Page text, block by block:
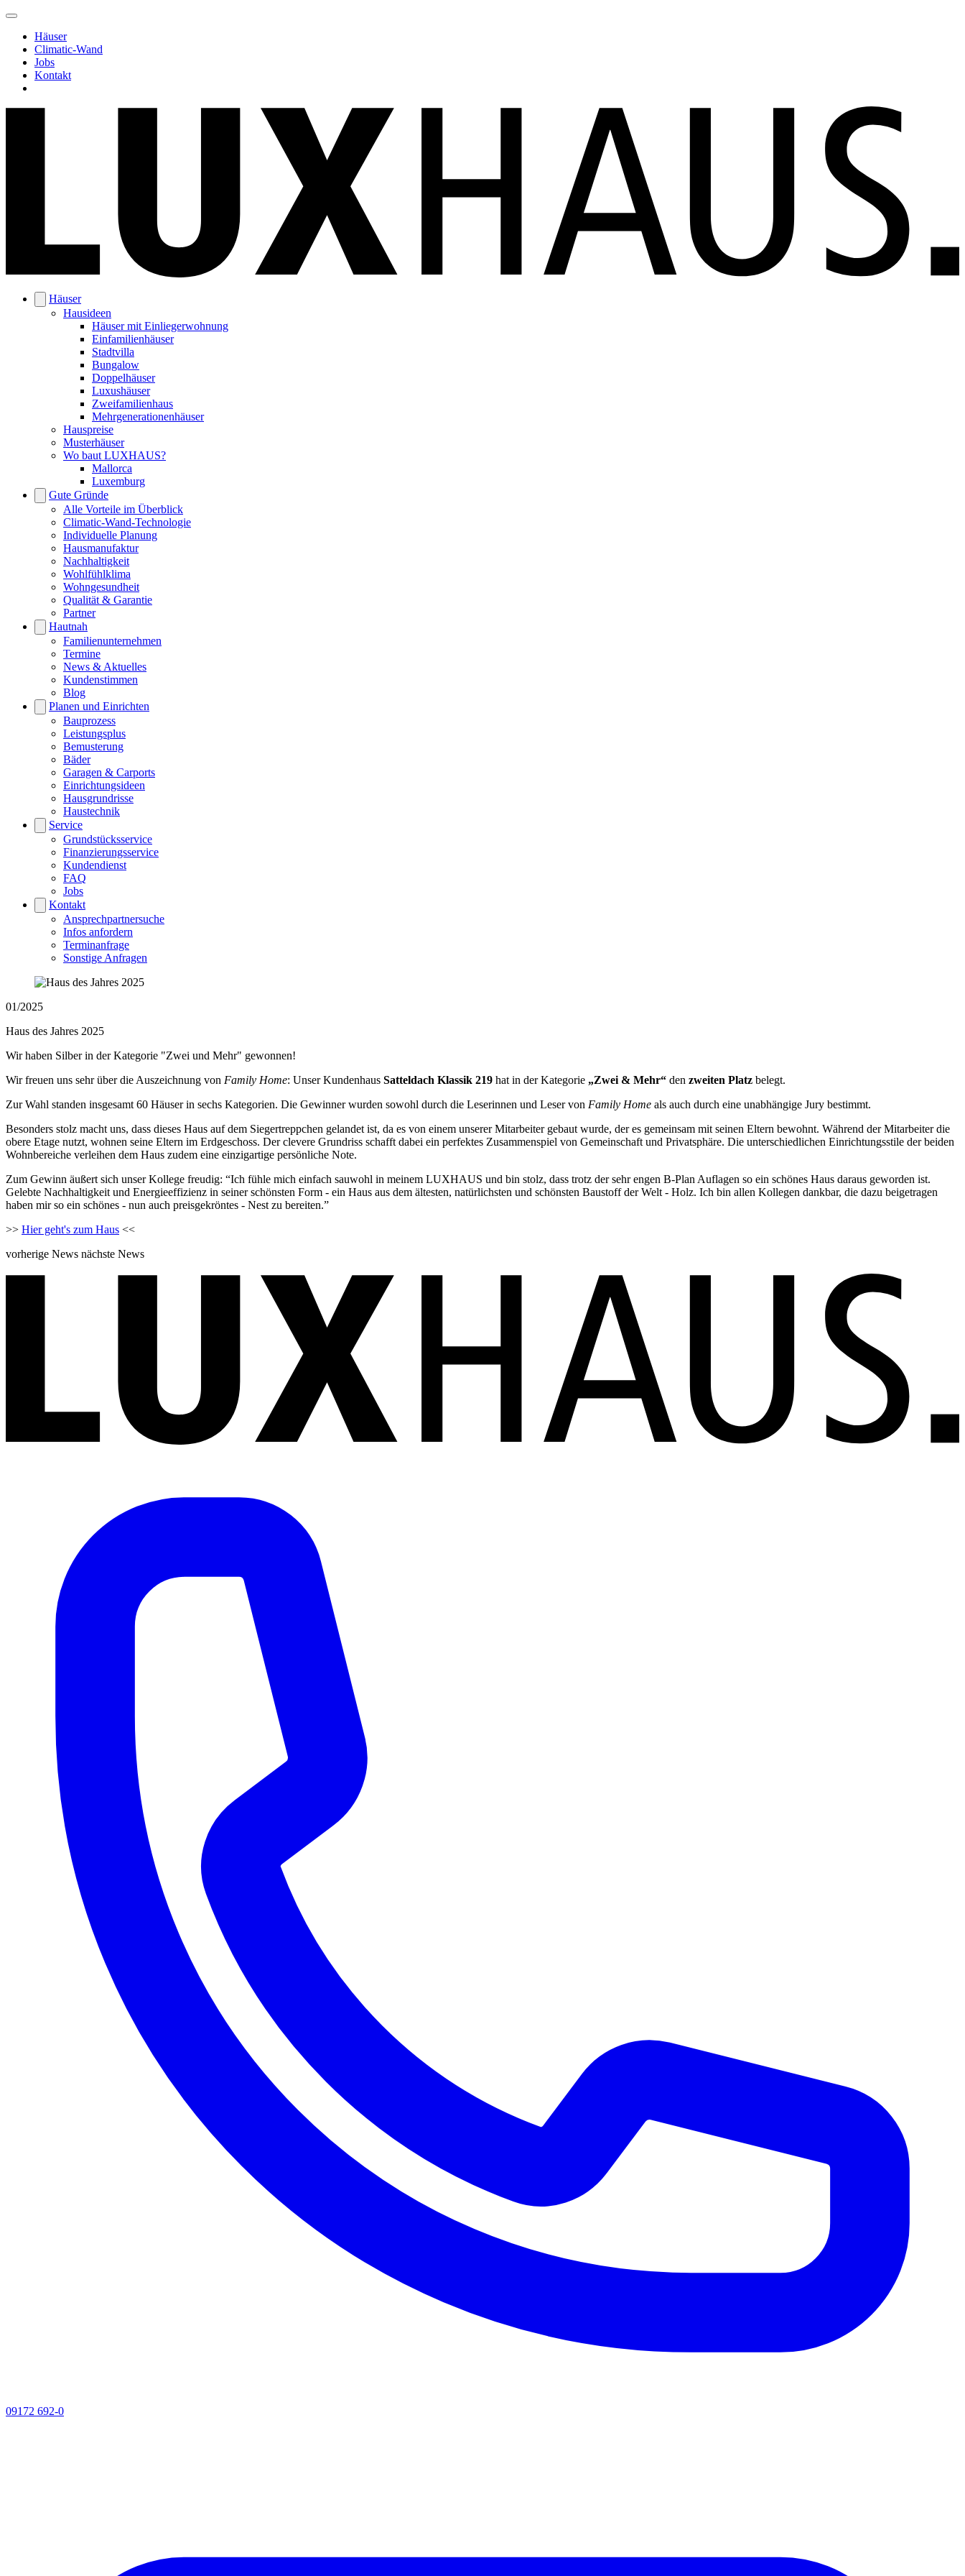
Häuser
Climatic-Wand
Jobs
Kontakt
Häuser
Hausideen
Häuser mit Einliegerwohnung
Einfamilienhäuser
Stadtvilla
Bungalow
Doppelhäuser
Luxushäuser
Zweifamilienhaus
Mehrgenerationenhäuser
Hauspreise
Musterhäuser
Wo baut LUXHAUS?
Mallorca
Luxemburg
Gute Gründe
Alle Vorteile im Überblick
Climatic-Wand-Technologie
Individuelle Planung
Hausmanufaktur
Nachhaltigkeit
Wohlfühlklima
Wohngesundheit
Qualität & Garantie
Partner
Hautnah
Familienunternehmen
Termine
News & Aktuelles
Kundenstimmen
Blog
Planen und Einrichten
Bauprozess
Leistungsplus
Bemusterung
Bäder
Garagen & Carports
Einrichtungsideen
Hausgrundrisse
Haustechnik
Service
Grundstücksservice
Finanzierungsservice
Kundendienst
FAQ
Jobs
Kontakt
Ansprechpartnersuche
Infos anfordern
Terminanfrage
Sonstige Anfragen
01/2025
Haus des Jahres 2025
Wir haben Silber in der Kategorie "Zwei und Mehr" gewonnen!
Wir freuen uns sehr über die Auszeichnung von Family Home: Unser Kundenhaus Satteldach Klassik 219 hat in der Kategorie „Zwei & Mehr“ den zweiten Platz belegt.
Zur Wahl standen insgesamt 60 Häuser in sechs Kategorien. Die Gewinner wurden sowohl durch die Leserinnen und Leser von Family Home als auch durch eine unabhängige Jury bestimmt.
Besonders stolz macht uns, dass dieses Haus auf dem Siegertreppchen gelandet ist, da es von einem unserer Mitarbeiter gebaut wurde, der es gemeinsam mit seinen Eltern bewohnt. Während der Mitarbeiter die
obere Etage nutzt, wohnen seine Eltern im Erdgeschoss. Der clevere Grundriss schafft dabei ein perfektes Zusammenspiel von Gemeinschaft und Privatsphäre. Die unterschiedlichen Einrichtungsstile der beiden
Wohnbereiche verleihen dem Haus zudem eine einzigartige persönliche Note.
Zum Gewinn äußert sich unser Kollege freudig: “Ich fühle mich einfach sauwohl in meinem LUXHAUS und bin stolz, dass trotz der sehr engen B-Plan Auflagen so ein schönes Haus daraus geworden ist.
Gelebte Nachhaltigkeit und Energieeffizienz in seiner schönsten Form - ein Haus aus dem ältesten, natürlichsten und schönsten Baustoff der Welt - Holz. Ich bin allen Kollegen dankbar, die dazu beigetragen
haben mir so ein schönes - nun auch preisgekröntes - Nest zu bereiten.”
>> Hier geht's zum Haus <<
vorherige News nächste News
09172 692-0